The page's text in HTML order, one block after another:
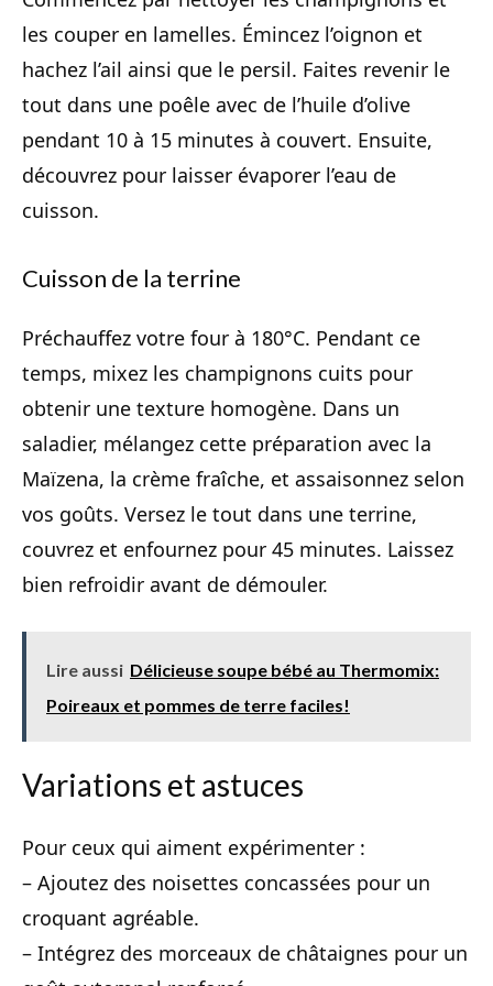
les couper en lamelles. Émincez l’oignon et
hachez l’ail ainsi que le persil. Faites revenir le
tout dans une poêle avec de l’huile d’olive
pendant 10 à 15 minutes à couvert. Ensuite,
découvrez pour laisser évaporer l’eau de
cuisson.
Cuisson de la terrine
Préchauffez votre four à 180°C. Pendant ce
temps, mixez les champignons cuits pour
obtenir une texture homogène. Dans un
saladier, mélangez cette préparation avec la
Maïzena, la crème fraîche, et assaisonnez selon
vos goûts. Versez le tout dans une terrine,
couvrez et enfournez pour 45 minutes. Laissez
bien refroidir avant de démouler.
Lire aussi Délicieuse soupe bébé au Thermomix:
Poireaux et pommes de terre faciles!
Variations et astuces
Pour ceux qui aiment expérimenter :
– Ajoutez des noisettes concassées pour un
croquant agréable.
– Intégrez des morceaux de châtaignes pour un